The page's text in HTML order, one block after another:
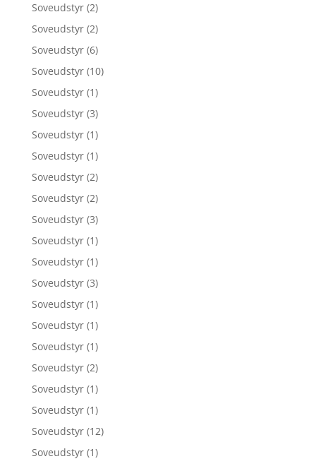
Soveudstyr (2)
Soveudstyr (2)
Soveudstyr (6)
Soveudstyr (10)
Soveudstyr (1)
Soveudstyr (3)
Soveudstyr (1)
Soveudstyr (1)
Soveudstyr (2)
Soveudstyr (2)
Soveudstyr (3)
Soveudstyr (1)
Soveudstyr (1)
Soveudstyr (3)
Soveudstyr (1)
Soveudstyr (1)
Soveudstyr (1)
Soveudstyr (2)
Soveudstyr (1)
Soveudstyr (1)
Soveudstyr (12)
Soveudstyr (1)